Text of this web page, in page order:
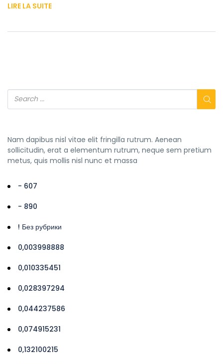
LIRE LA SUITE
Nam dapibus nisl vitae elit fringilla rutrum. Aenean
sollicitudin, erat a elementum rutrum, neque sem pretium
metus, quis mollis nisl nunc et massa
- 607
- 890
! Без рубрики
0,003998888
0,010335451
0,028397294
0,044237586
0,074915231
0,132100215